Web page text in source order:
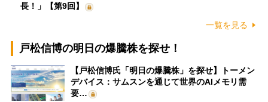
長！」【第9回】
一覧を見る
戸松信博の明日の爆騰株を探せ！
【戸松信博氏「明日の爆騰株」を探せ】トーメン
デバイス：サムスンを通じて世界のAIメモリ需
要…